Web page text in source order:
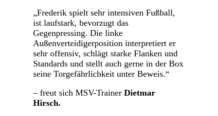
„Frederik spielt sehr intensiven Fußball,
ist laufstark, bevorzugt das
Gegenpressing. Die linke
Außenverteidigerposition interpretiert er
sehr offensiv, schlägt starke Flanken und
Standards und stellt auch gerne in der Box
seine Torgefährlichkeit unter Beweis.“
– freut sich MSV-Trainer Dietmar
Hirsch.